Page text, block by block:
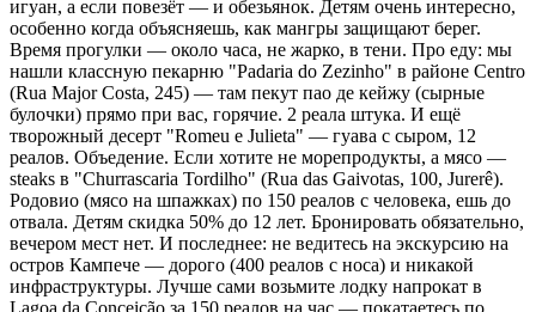
игуан, а если повезёт — и обезьянок. Детям очень интересно,
особенно когда объясняешь, как мангры защищают берег.
Время прогулки — около часа, не жарко, в тени. Про еду: мы
нашли классную пекарню "Padaria do Zezinho" в районе Centro
(Rua Major Costa, 245) — там пекут пао де кейжу (сырные
булочки) прямо при вас, горячие. 2 реала штука. И ещё
творожный десерт "Romeu e Julieta" — гуава с сыром, 12
реалов. Объедение. Если хотите не морепродукты, а мясо —
steaks в "Churrascaria Tordilho" (Rua das Gaivotas, 100, Jurerê).
Родовио (мясо на шпажках) по 150 реалов с человека, ешь до
отвала. Детям скидка 50% до 12 лет. Бронировать обязательно,
вечером мест нет. И последнее: не ведитесь на экскурсию на
остров Кампече — дорого (400 реалов с носа) и никакой
инфраструктуры. Лучше сами возьмите лодку напрокат в
Lagoa da Conceição за 150 реалов на час — покатаетесь по